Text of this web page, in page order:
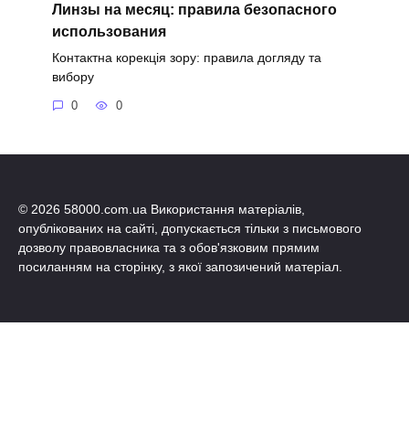
Линзы на месяц: правила безопасного
использования
Контактна корекція зору: правила догляду та
вибору
0 0
© 2026 58000.com.ua Використання матеріалів,
опублікованих на сайті, допускається тільки з письмового
дозволу правовласника та з обов'язковим прямим
посиланням на сторінку, з якої запозичений матеріал.